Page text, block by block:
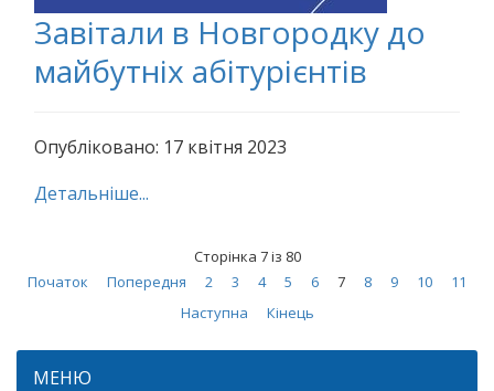
Завітали в Новгородку до
майбутніх абітурієнтів
Опубліковано: 17 квітня 2023
Детальніше...
Сторінка 7 із 80
Початок
Попередня 2 3 4 5 6 7 8 9 10
11
Наступна
Кінець
МЕНЮ